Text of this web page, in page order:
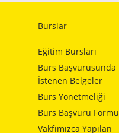
Burslar
Eğitim Bursları
Burs Başvurusunda
İstenen Belgeler
Burs Yönetmeliği
Burs Başvuru Formu
Vakfımızca Yapılan